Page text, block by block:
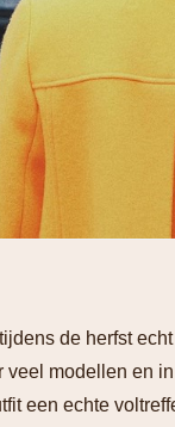
de herfst
modellen en
een echte